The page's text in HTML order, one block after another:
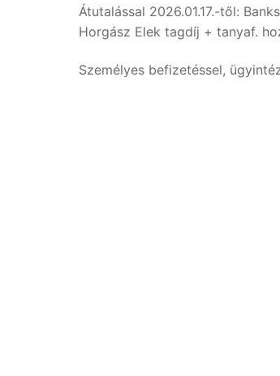
Átutalással 2026.01.17.-től:
Horgász Elek tagdíj + tanyaf.
Személyes befizetéssel,